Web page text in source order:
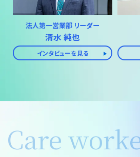
法人第一営業部 リーダー
清水 純也
インタビューを見る
Care